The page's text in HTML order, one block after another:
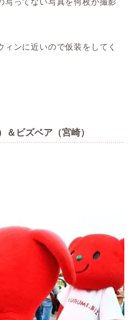
写ってない写真を何枚か撮影
ィンに近いので仮装をしてく
＆ビズベア（宮崎）